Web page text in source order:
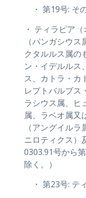
・ 第19号: そ
・ ティラピア
（パンガシウ
クタルルス属の
ン・イデルルス
ス、カトラ・カ
レプトバルブス
ラシウス属、ヒ
属、ラベオ属又
（アングイル
ニロティクス）
0303.91号から
除く。）
・ 第23号: テ